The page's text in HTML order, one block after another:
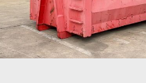
d'unités disponibles :